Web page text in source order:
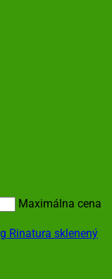
Maximálna cena